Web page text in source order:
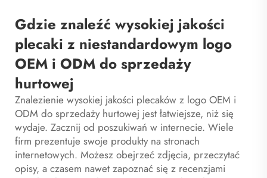
Gdzie znaleźć wysokiej jakości
plecaki z niestandardowym logo
OEM i ODM do sprzedaży
hurtowej
Znalezienie wysokiej jakości plecaków z logo OEM i
ODM do sprzedaży hurtowej jest łatwiejsze, niż się
wydaje. Zacznij od poszukiwań w internecie. Wiele
firm prezentuje swoje produkty na stronach
internetowych. Możesz obejrzeć zdjęcia, przeczytać
opisy, a czasem nawet zapoznać się z recenzjami